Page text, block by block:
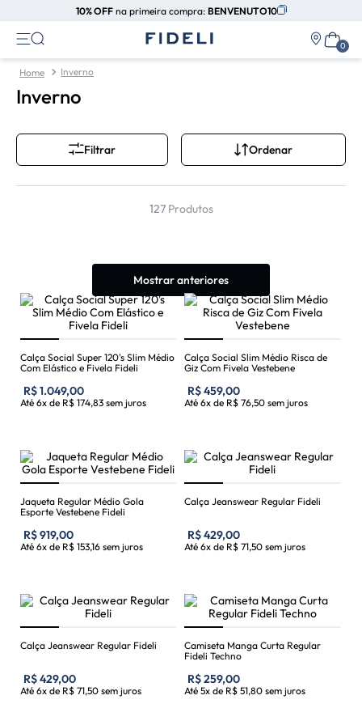
10% OFFna primeira compra: BENVENUTO10
Inverno
Inverno
Filtrar Ordenar
127 Produtos
Mostrar anteriores
Calça Social Super 120's Slim Médio
Com Elástico e Fivela Fideli
R$1.049,00
Até 6x de R$ 174,83 sem juros
Calça Social Slim Médio Risca de
Giz Com Fivela Vestebene
R$459,00
Até 6x de R$ 76,50 sem juros
Jaqueta Regular Médio Gola
Esporte Vestebene Fideli
R$919,00
Até 6x de R$ 153,16 sem juros
Calça Jeanswear Regular Fideli
R$429,00
Até 6x de R$ 71,50 sem juros
Calça Jeanswear Regular Fideli
R$429,00
Até 6x de R$ 71,50 sem juros
Camiseta Manga Curta Regular
Fideli Techno
R$259,00
Até 5x de R$ 51,80 sem juros